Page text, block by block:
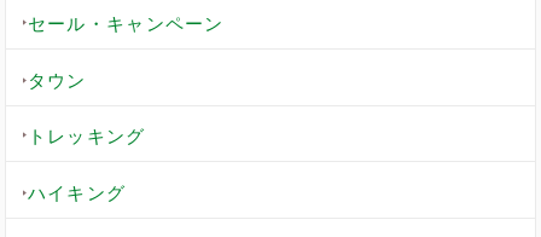
セール・キャンペーン
タウン
トレッキング
ハイキング